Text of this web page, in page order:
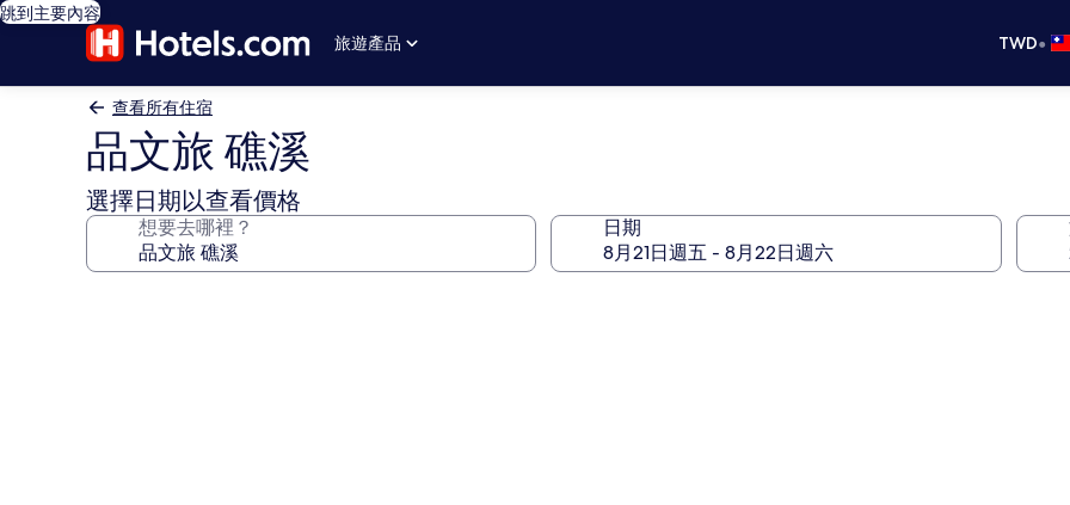
跳到主要內容
旅遊產品
TWD•
查看所有住宿
品文旅 礁溪
選擇日期以查看價格
想要去哪裡？ 日期